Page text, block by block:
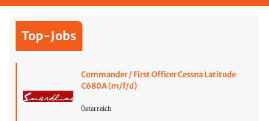
Top-Jobs
Commander / First Officer Cessna Latitude
C680A (m/f/d)
Österreich